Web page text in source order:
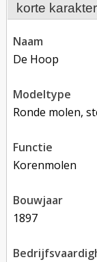
korte
naam
De Hoop
modeltype
Ronde molen,
functie
korenmolen
bouwjaar
1897